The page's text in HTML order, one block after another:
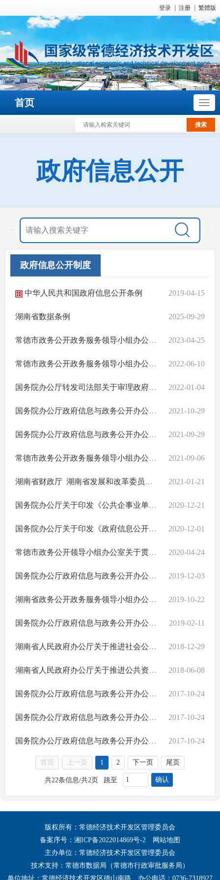
登录 注册 繁體版
首页
政府信息公开
政府信息公开制度
中华人民共和国政府信息公开条例 2019-04-15
湖南省数据条例 2025-09-29
常德市政务公开政务服务领导小组办公室关于印发《常德市落实〈湖南省2023年政务公开工作要点〉责任分解表》的通知 2023-04-25
常德市政务公开政务服务领导小组办公室关于印发《常德市落实〈湖南省2022年政务公开工作要点〉责任分解表》的通知 2022-06-10
国务院办公厅转发司法部关于审理政府信息公开行政复议案件若干问题指导意见的通知 2022-01-04
国务院办公厅政府信息与政务公开办公室关于做好规章集中公开并动态更新工作的通知 2021-10-29
国务院办公厅政府信息与政务公开办公室关于印发《中华人民共和国政府信息公开工作年度报告格式》的通知 2021-09-29
常德市政务公开政务服务领导小组办公室关于印发《常德市落实〈湖南省2021年政务公开工作要点〉责任分解表》的通知 2021-09-06
湖南省财政厅 湖南省发展和改革委员会关于政府信息公开信息处理费管理有关事项的通知 2021-01-21
国务院办公厅关于印发《公共企事业单位信息公开规定制定办法》的通知 2020-12-21
国务院办公厅关于印发《政府信息公开信息处理费管理办法》的通知 2020-12-01
常德市政务公开领导小组办公室关于贯彻落实《湖南省2020年政务公开工作要点》 扎实做好全市政务公开工作的通知 2020-04-24
国务院办公厅政府信息与政务公开办公室关于规范政府信息公开平台有关事项的通知 2019-12-03
湖南省政务公开政务服务领导小组办公室关于印发湖南省政府信息公开工作考核办法和社会评议制度的通知 2019-10-22
国务院办公厅政府信息与政务公开办公室关于机构改革后政府信息公开申请办理问题的解释 2019-02-11
湖南省人民政府办公厅关于推进社会公益事业建设领域政府信息公开的实施意见 2018-12-29
湖南省人民政府办公厅关于推进公共资源配置领域政府信息公开的实施意见 2018-06-08
国务院办公厅政府信息与政务公开办公室关于政府信息公开申请接收渠道问题的解释 2017-10-24
国务院办公厅政府信息与政务公开办公室关于政府信息公开申请答复主体有关问题的解释 2017-10-24
国务院办公厅政府信息与政务公开办公室关于政府信息公开年度报告有关项目填报问题的解释 2017-10-24
首页 上一页 1 2 下一页 尾页
共22条信息/共2页 跳至 确认
版权所有：常德经济技术开发区管理委员会
备案序号： 湘ICP备2022014869号-2
网站地图
主办单位：常德经济技术开发区管理委员会
技术支持：常德市数据局（常德市行政审批服务局）
单位地址：常德经济技术开发区德山南路
办公电话：0736-7318927